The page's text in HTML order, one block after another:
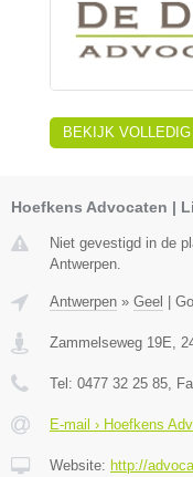
BEKIJK
Hoefkens Advocaten |
Niet gevestigd in de
Antwerpen.
Antwerpen » Geel
Zammelseweg 19E,
Tel: 0477 32 25 85,
E-mail › Hoefkens
Website: http://